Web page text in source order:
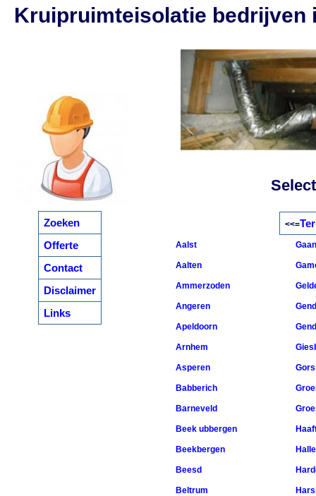
Zoeken
Offerte
Contact
Disclaimer
Links
Kruipruimteisolatie bedrijven
<<=
Aalst
Aalten
Ammerzoden
Angeren
Apeldoorn
Arnhem
Asperen
Babberich
Barneveld
Beek ubbergen
Beekbergen Halle
Beesd
Beltrum